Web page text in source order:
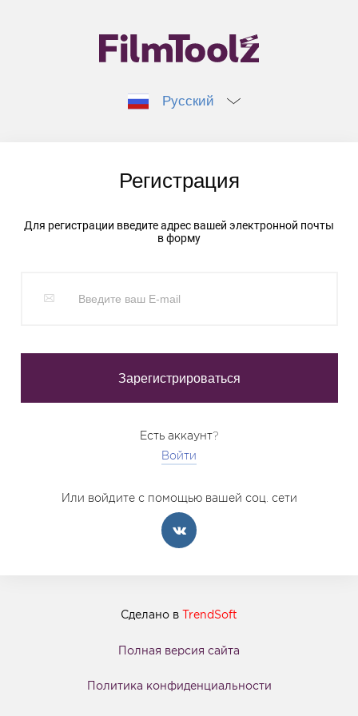
Русский
Регистрация
Для регистрации введите адрес вашей электронной почты
в форму
Есть аккаунт?
Войти
Или войдите с помощью вашей соц. сети
Сделано в TrendSoft
Полная версия сайта
Политика конфиденциальности